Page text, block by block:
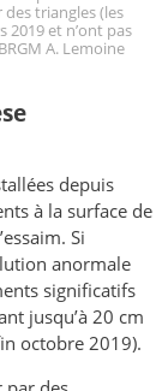
triangles (les
et n’ont pas
A. Lemoine
depuis
à la surface de
Si
anormale
significatifs
jusqu’à 20 cm
octobre 2019).